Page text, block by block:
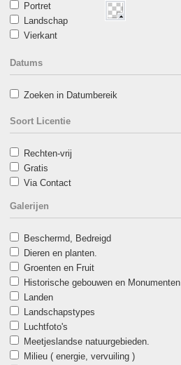
Portret
Landschap
Vierkant
Datums
Zoeken in Datumbereik
Soort Licentie
Rechten-vrij
Gratis
Via Contact
Galerijen
Beschermd, Bedreigd
Dieren en planten.
Groenten en Fruit
Historische gebouwen en Monumenten
Landen
Landschapstypes
Luchtfoto's
Meetjeslandse natuurgebieden.
Milieu ( energie, vervuiling )